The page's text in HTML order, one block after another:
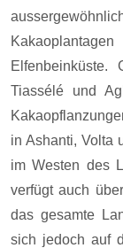
Tiassélé und
in Ashanti, Volta
im Westen des
verfügt auch
das gesamte
sich jedoch auf